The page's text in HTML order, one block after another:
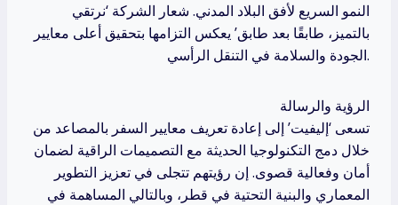
النمو السريع لأفق البلاد المدني. شعار الشركة ‘نرتقي
بالتميز، طابقًا بعد طابق’ يعكس التزامها بتحقيق أعلى معايير
الجودة والسلامة في التنقل الرأسي.
الرؤية والرسالة
تسعى ‘إليفيت’ إلى إعادة تعريف معايير السفر بالمصاعد من
خلال دمج التكنولوجيا الحديثة مع التصميمات الراقية لضمان
أمان وفعالية قصوى. إن رؤيتهم تتجلى في تعزيز التطوير
المعماري والبنية التحتية في قطر، وبالتالي المساهمة في